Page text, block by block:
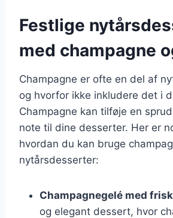
Festlige
med champagne
Champagne er ofte en del af
og hvorfor ikke inkludere det i
Champagne kan tilføje en
note til dine desserter. Her er
hvordan du kan bruge
nytårsdesserter:
Champagnegelé med
og elegant dessert, hvor